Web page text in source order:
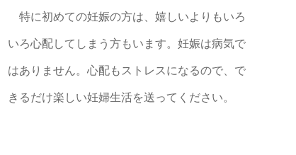
特に初めての妊娠の方は、嬉しいよりもいろ
いろ心配してしまう方もいます。妊娠は病気で
はありません。心配もストレスになるので、で
きるだけ楽しい妊婦生活を送ってください。